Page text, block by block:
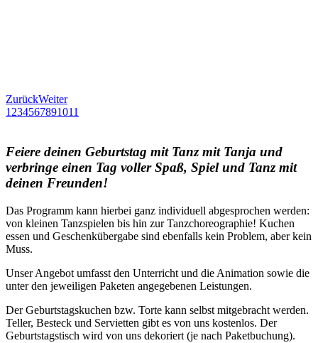
ZurückWeiter
1 234567891011
Feiere deinen Geburtstag mit Tanz mit Tanja und
verbringe einen Tag voller Spaß, Spiel und Tanz mit
deinen Freunden!
Das Programm kann hierbei ganz individuell abgesprochen werden:
von kleinen Tanzspielen bis hin zur Tanzchoreographie! Kuchen
essen und Geschenkübergabe sind ebenfalls kein Problem, aber kein
Muss.
Unser Angebot umfasst den Unterricht und die Animation sowie die
unter den jeweiligen Paketen angegebenen Leistungen.
Der Geburtstagskuchen bzw. Torte kann selbst mitgebracht werden.
Teller, Besteck und Servietten gibt es von uns kostenlos. Der
Geburtstagstisch wird von uns dekoriert (je nach Paketbuchung).